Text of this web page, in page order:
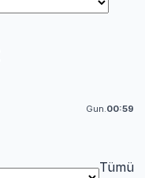
Gun. 00:59
Tümü